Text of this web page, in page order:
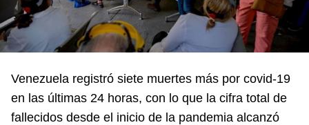
Venezuela registró siete muertes más por covid-19
en las últimas 24 horas, con lo que la cifra total de
fallecidos desde el inicio de la pandemia alcanzó